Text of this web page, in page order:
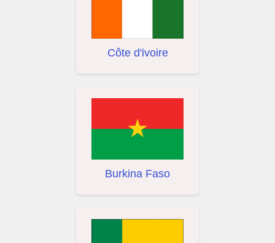
Côte d'ivoire
Burkina Faso